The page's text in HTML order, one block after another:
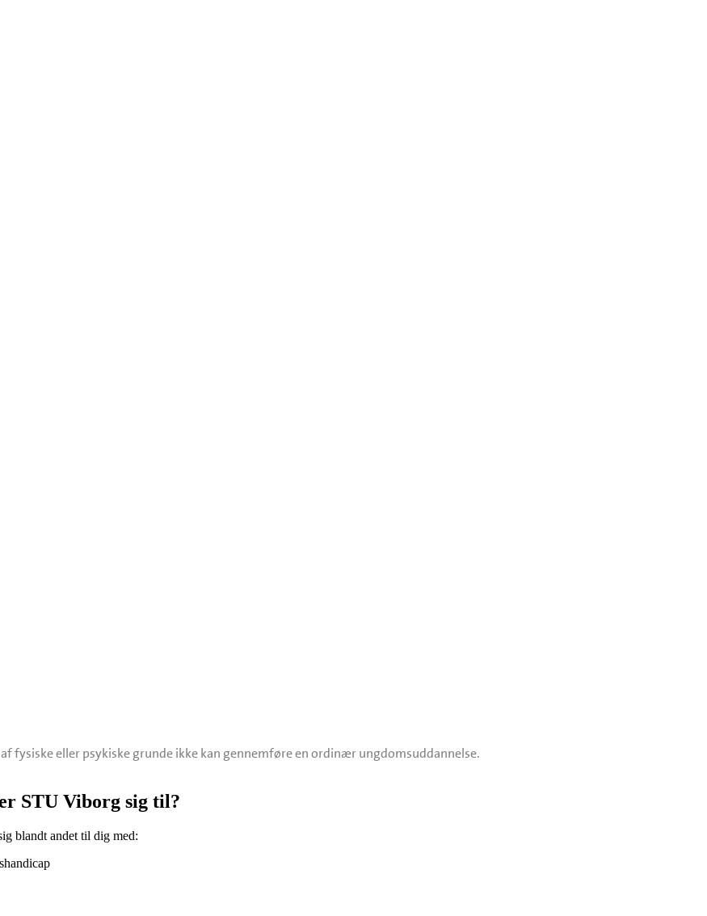
fysiske eller psykiske grunde ikke kan gennemføre en ordinær ungdomsuddannelse.
STU Viborg sig til?
blandt andet til dig med: